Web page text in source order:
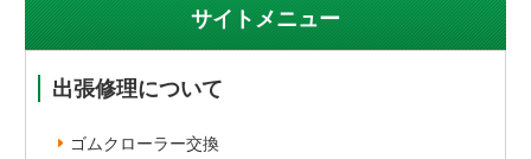
サイトメニュー
出張修理について
ゴムクローラー交換